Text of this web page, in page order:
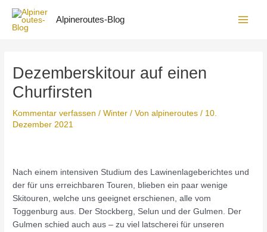
Inhalt
springen
Alpineroutes-Blog
Dezemberskitour auf einen
Churfirsten
Kommentar verfassen /Winter / Vonalpineroutes/ 10.
Dezember 2021
Nach einem intensiven Studium des Lawinenlageberichtes und
der für uns erreichbaren Touren, blieben ein paar wenige
Skitouren, welche uns geeignet erschienen, alle vom
Toggenburg aus. Der Stockberg, Selun und der Gulmen. Der
Gulmen schied auch aus – zu viel latscherei für unseren